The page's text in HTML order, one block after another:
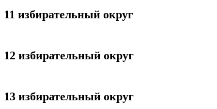
11 избирательный округ
12 избирательный округ
13 избирательный округ